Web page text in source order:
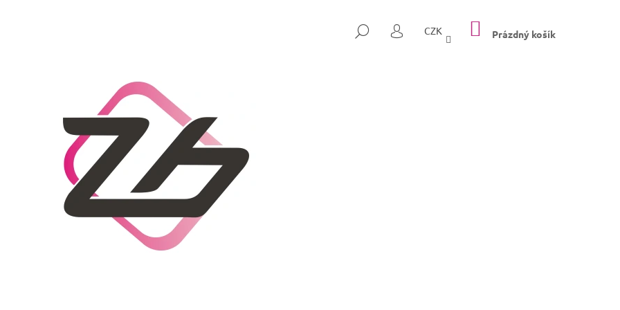
HLEDAT
PŘIHLÁŠENÍ
CZK NÁKUPNÍ
KOŠÍK
Prázdný košík
HLEDAT
DOPORUČUJEME